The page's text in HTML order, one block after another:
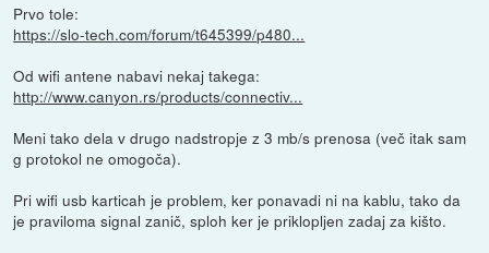
Prvo tole:
https://slo-tech.com/forum/t645399/p480...
Od wifi antene nabavi nekaj takega:
http://www.canyon.rs/products/connectiv...
Meni tako dela v drugo nadstropje z 3 mb/s prenosa (več itak sam
g protokol ne omogoča).
Pri wifi usb karticah je problem, ker ponavadi ni na kablu, tako da
je praviloma signal zanič, sploh ker je priklopljen zadaj za kišto.